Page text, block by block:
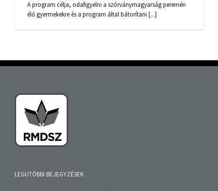
A program célja, odafigyelni a szórványmagyarság peremén
élő gyermekekre és a program által bátorítani [...]
LEGUTÓBBI BEJEGYZÉSEK